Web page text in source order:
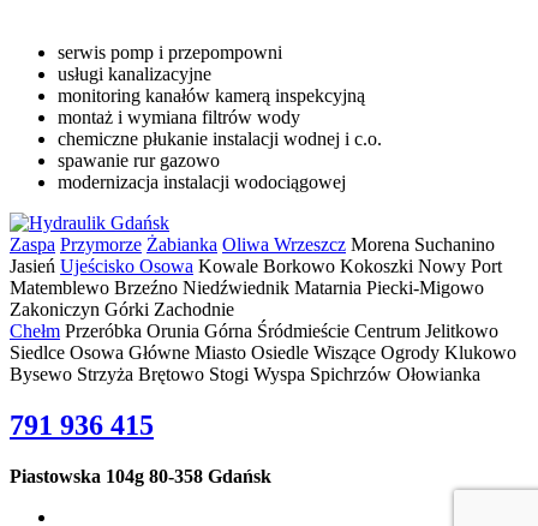
serwis pomp i przepompowni
usługi kanalizacyjne
monitoring kanałów kamerą inspekcyjną
montaż i wymiana filtrów wody
chemiczne płukanie instalacji wodnej i c.o.
spawanie rur gazowo
modernizacja instalacji wodociągowej
Zaspa Przymorze Żabianka Oliwa Wrzeszcz Morena Suchanino
Jasień Ujeścisko Osowa Kowale Borkowo Kokoszki Nowy Port
Matemblewo Brzeźno Niedźwiednik Matarnia Piecki-Migowo
Zakoniczyn Górki Zachodnie
Chełm Przeróbka Orunia Górna Śródmieście Centrum Jelitkowo
Siedlce Osowa Główne Miasto Osiedle Wiszące Ogrody Klukowo
Bysewo Strzyża Brętowo Stogi Wyspa Spichrzów Ołowianka
791 936 415
Piastowska 104g 80-358 Gdańsk